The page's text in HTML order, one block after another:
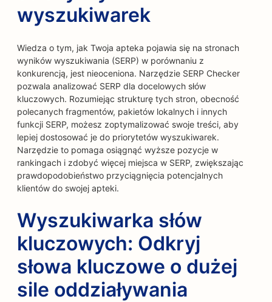
wyszukiwarek
Wiedza o tym, jak Twoja apteka pojawia się na stronach
wyników wyszukiwania (SERP) w porównaniu z
konkurencją, jest nieoceniona. Narzędzie SERP Checker
pozwala analizować SERP dla docelowych słów
kluczowych. Rozumiejąc strukturę tych stron, obecność
polecanych fragmentów, pakietów lokalnych i innych
funkcji SERP, możesz zoptymalizować swoje treści, aby
lepiej dostosować je do priorytetów wyszukiwarek.
Narzędzie to pomaga osiągnąć wyższe pozycje w
rankingach i zdobyć więcej miejsca w SERP, zwiększając
prawdopodobieństwo przyciągnięcia potencjalnych
klientów do swojej apteki.
Wyszukiwarka słów
kluczowych: Odkryj
słowa kluczowe o dużej
sile oddziaływania